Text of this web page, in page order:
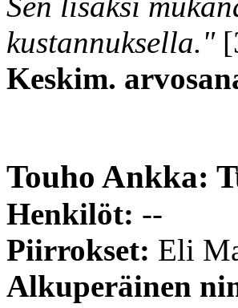
kustannuksella."
Keskim.
Touho Ankka:
Henkilöt: --
Piirrokset: Eli
Alkuperäinen